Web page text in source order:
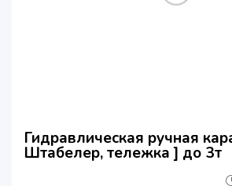
Гидравлическая ручная
Штабелер, тележка ] до 3т